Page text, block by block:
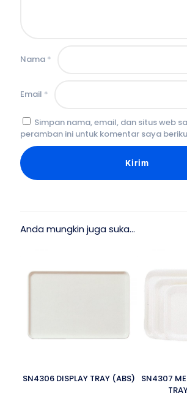
Nama *
Email *
Simpan nama, email, dan situs web
peramban ini untuk komentar saya
Anda mungkin juga suka…
SN4306 DISPLAY TRAY (ABS)
SN4307